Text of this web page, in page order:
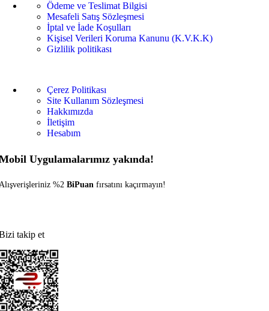
Ödeme ve Teslimat Bilgisi
Mesafeli Satış Sözleşmesi
İptal ve İade Koşulları
Kişisel Verileri Koruma Kanunu (K.V.K.K)
Gizlilik politikası
Çerez Politikası
Site Kullanım Sözleşmesi
Hakkımızda
İletişim
Hesabım
Uygulamalarımız yakında!
%2 BiPuan fırsatını kaçırmayın!
takip et